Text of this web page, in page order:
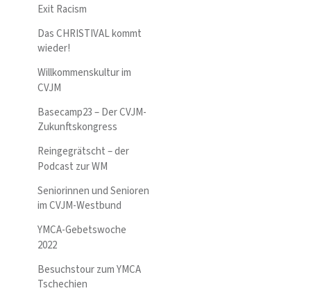
Exit Racism
Das CHRISTIVAL kommt
wieder!
Willkommenskultur im
CVJM
Basecamp23 – Der CVJM-
Zukunftskongress
Reingegrätscht – der
Podcast zur WM
Seniorinnen und Senioren
im CVJM-Westbund
YMCA-Gebetswoche
2022
Besuchstour zum YMCA
Tschechien